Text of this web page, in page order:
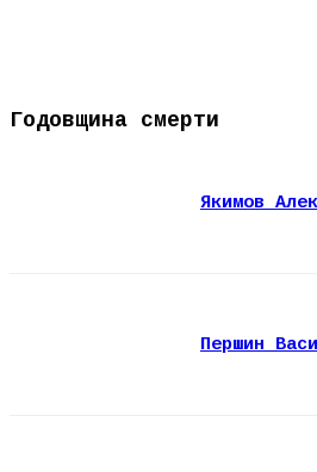
Годовщина смерти
Якимов
Першин